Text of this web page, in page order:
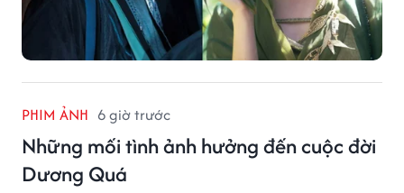
PHIM ẢNH 6 giờ trước
Những mối tình ảnh hưởng đến cuộc đời
Dương Quá